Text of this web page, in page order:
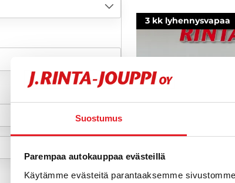
Suostumus
Parempaa autokauppaa evästeillä
Käytämme evästeitä parantaaksemme
3 kk lyhennysvapaa